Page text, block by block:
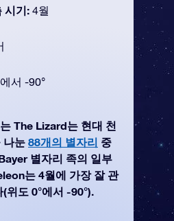
시기: 4월
서 -90°
The Lizard는 현대 천
나눈 88개의 별자리 중
별자리 족의 일부
는 4월에 가장 잘 관
위도 0°에서 -90°).